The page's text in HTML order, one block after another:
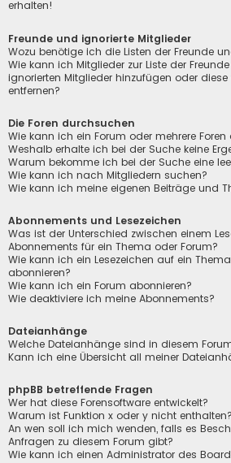
erhalten!
Freunde und ignorierte Mitglieder
Wozu benötige ich die Listen der Freunde
Wie kann ich Mitglieder zur Liste der
ignorierten Mitglieder hinzufügen oder
entfernen?
Die Foren durchsuchen
Wie kann ich ein Forum oder mehrere
Weshalb erhalte ich bei der Suche keine
Warum bekomme ich bei der Suche eine
Wie kann ich nach Mitgliedern suchen?
Wie kann ich meine eigenen Beiträge und
Abonnements und Lesezeichen
Was ist der Unterschied zwischen einem
Abonnements für ein Thema oder Forum?
Wie kann ich ein Lesezeichen auf ein
abonnieren?
Wie kann ich ein Forum abonnieren?
Wie deaktiviere ich meine Abonnements?
Dateianhänge
Welche Dateianhänge sind in diesem
Kann ich eine Übersicht all meiner
phpBB betreffende Fragen
Wer hat diese Forensoftware entwickelt?
Warum ist Funktion x oder y nicht enthalten?
An wen soll ich mich wenden, falls es
Anfragen zu diesem Forum gibt?
Wie kann ich einen Administrator des